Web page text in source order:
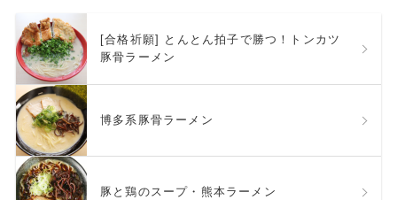
[合格祈願] とんとん拍子で勝つ！トンカツ
豚骨ラーメン
博多系豚骨ラーメン
豚と鶏のスープ・熊本ラーメン